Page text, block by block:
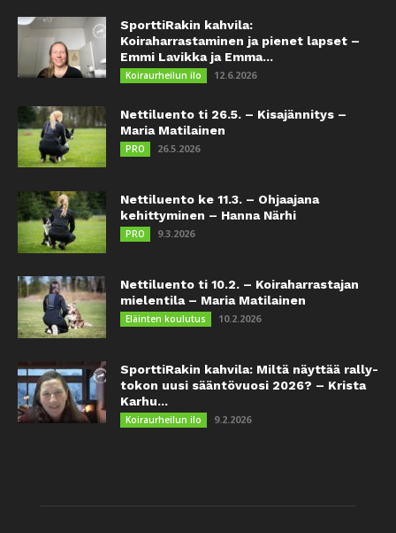
SporttiRakin kahvila:
Koiraharrastaminen ja pienet lapset –
Emmi Lavikka ja Emma...
Koiraurheilun ilo 12.6.2026
Nettiluento ti 26.5. – Kisajännitys –
Maria Matilainen
PRO 26.5.2026
Nettiluento ke 11.3. – Ohjaajana
kehittyminen – Hanna Närhi
PRO 9.3.2026
Nettiluento ti 10.2. – Koiraharrastajan
mielentila – Maria Matilainen
Eläinten koulutus 10.2.2026
SporttiRakin kahvila: Miltä näyttää rally-
tokon uusi sääntövuosi 2026? – Krista
Karhu...
Koiraurheilun ilo 9.2.2026